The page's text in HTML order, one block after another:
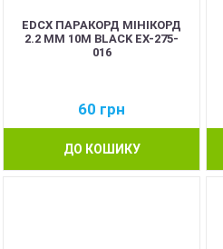
EDCX ПАРАКОРД МІНІКОРД
2.2 ММ 10М BLACK EX-275-
016
60 грн
ДО КОШИКУ